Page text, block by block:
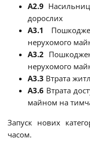
A2.9
дорослих
A3.1
нерухомого
A3.2
нерухомого
A3.3 Втрата
A3.6 Втрата
майном на
Запуск нових
часом.